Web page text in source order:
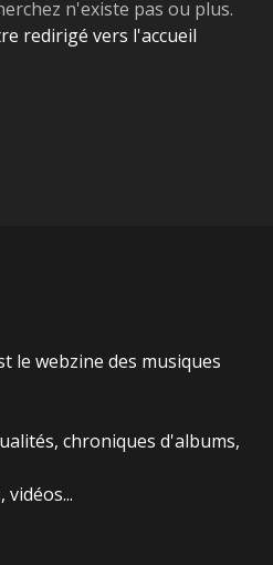
n'existe pas ou plus.
redirigé vers l'accueil
le webzine des musiques
chroniques d'albums,